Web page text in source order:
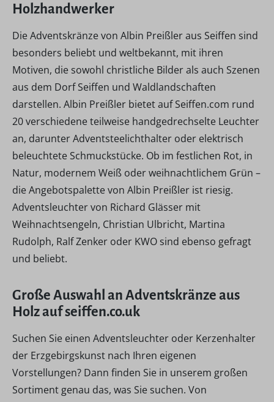
Holzhandwerker
Die Adventskränze von Albin Preißler aus Seiffen sind
besonders beliebt und weltbekannt, mit ihren
Motiven, die sowohl christliche Bilder als auch Szenen
aus dem Dorf Seiffen und Waldlandschaften
darstellen. Albin Preißler bietet auf Seiffen.com rund
20 verschiedene teilweise handgedrechselte Leuchter
an, darunter Adventsteelichthalter oder elektrisch
beleuchtete Schmuckstücke. Ob im festlichen Rot, in
Natur, modernem Weiß oder weihnachtlichem Grün –
die Angebotspalette von Albin Preißler ist riesig.
Adventsleuchter von Richard Glässer mit
Weihnachtsengeln, Christian Ulbricht, Martina
Rudolph, Ralf Zenker oder KWO sind ebenso gefragt
und beliebt.
Große Auswahl an Adventskränze aus
Holz auf seiffen.co.uk
Suchen Sie einen Adventsleuchter oder Kerzenhalter
der Erzgebirgskunst nach Ihren eigenen
Vorstellungen? Dann finden Sie in unserem großen
Sortiment genau das, was Sie suchen. Von